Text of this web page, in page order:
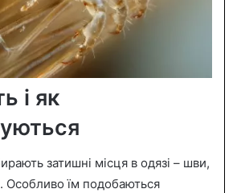
і як
затишні місця в одязі – шви,
Особливо їм подобаються